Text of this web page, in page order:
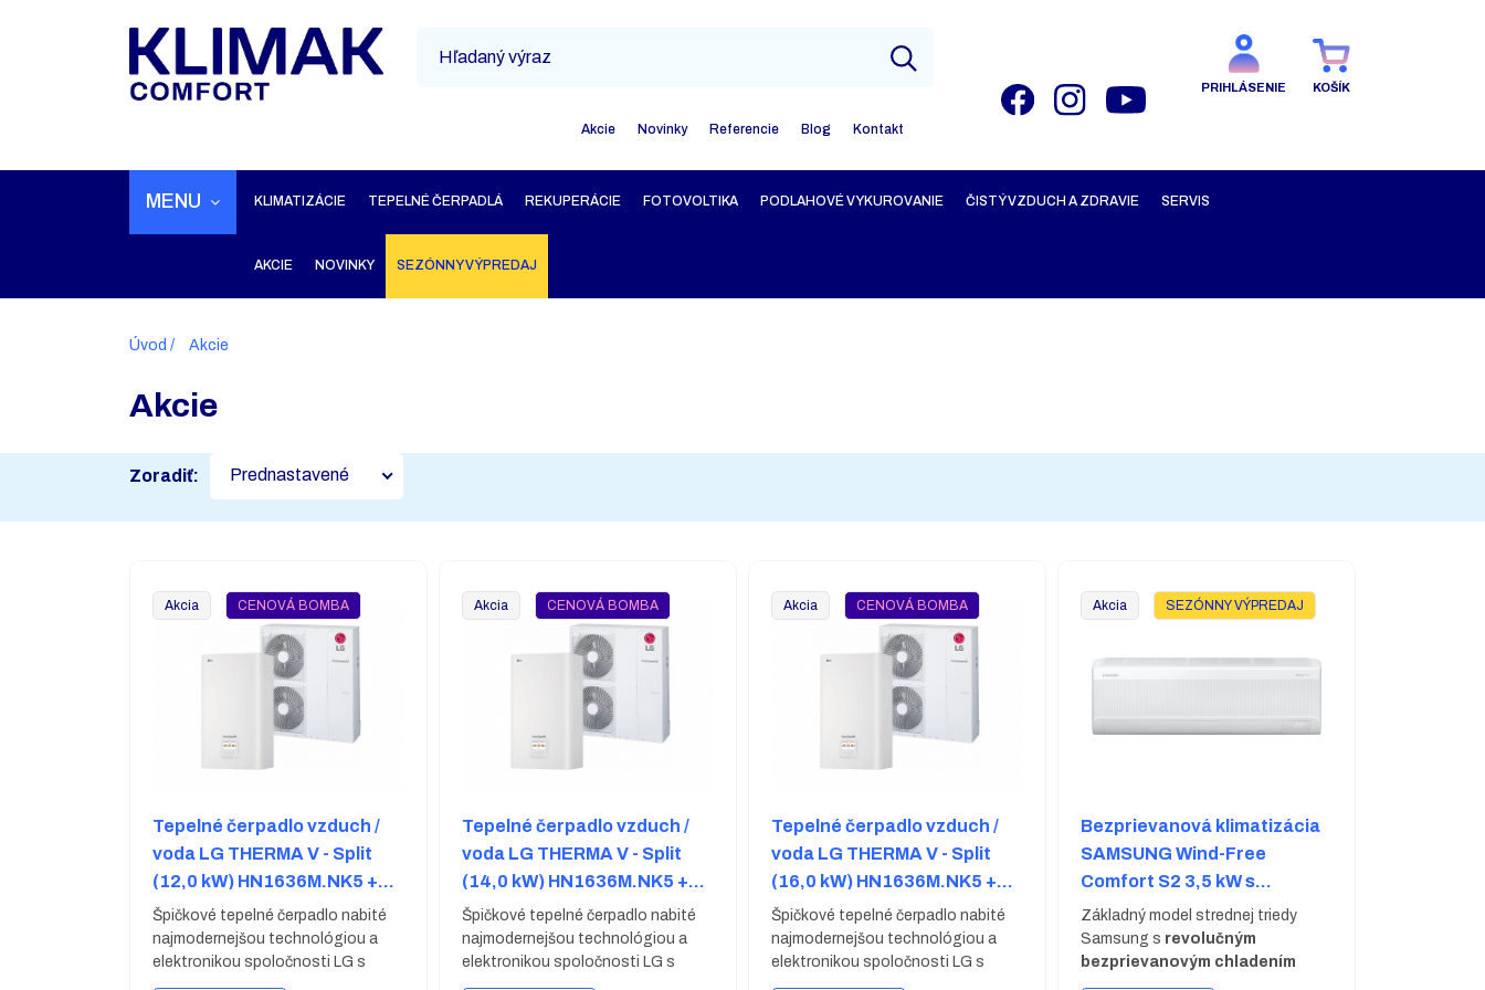
PRIHLÁSENIE KOŠÍK
Akcie Novinky Referencie Blog Kontakt
MENU KLIMATIZÁCIE TEPELNÉ ČERPADLÁ REKUPERÁCIE FOTOVOLTIKA PODLAHOVÉ VYKUROVANIE ČISTÝ VZDUCH A ZDRAVIE SERVIS
AKCIE NOVINKY SEZÓNNY VÝPREDAJ
Úvod Akcie
Akcie
Zoradiť: Prednastavené
Akcia CENOVÁ BOMBA
Tepelné čerpadlo vzduch /
voda LG THERMA V - Split
(12,0 kW) HN1636M.NK5 +
HU123MA.U33
Špičkové tepelné čerpadlo nabité
najmodernejšou technológiou a
elektronikou spoločnosti LG s
výkonom 12,0 kW. Trojfázové
Akcia CENOVÁ BOMBA
Tepelné čerpadlo vzduch /
voda LG THERMA V - Split
(14,0 kW) HN1636M.NK5 +
HU143MA.U33
Špičkové tepelné čerpadlo nabité
najmodernejšou technológiou a
elektronikou spoločnosti LG s
výkonom 14,0 kW. Trojfázové
Akcia CENOVÁ BOMBA
Tepelné čerpadlo vzduch /
voda LG THERMA V - Split
(16,0 kW) HN1636M.NK5 +
HU163MA.U33
Špičkové tepelné čerpadlo nabité
najmodernejšou technológiou a
elektronikou spoločnosti LG s
výkonom 16,0 kW. Trojfázové
Akcia SEZÓNNY VÝPREDAJ
Bezprievanová klimatizácia
SAMSUNG Wind-Free
Comfort S2 3,5 kW s
montážou v cene
Základný model strednej triedy
Samsung s revolučným
bezprievanovým chladením
pomocou technológie WindFree.